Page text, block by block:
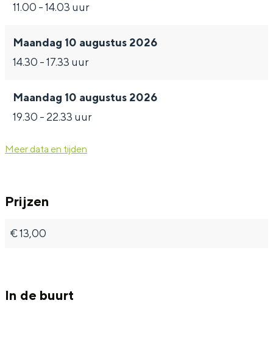
11.00 - 14.03 uur
Maandag 10 augustus 2026
14.30 - 17.33 uur
Maandag 10 augustus 2026
19.30 - 22.33 uur
Meer data en tijden
Prijzen
€ 13,00
In de buurt